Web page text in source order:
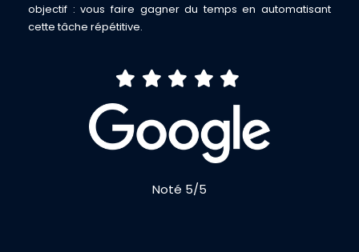
objectif : vous faire gagner du temps en automatisant
cette tâche répétitive.
Noté 5/5